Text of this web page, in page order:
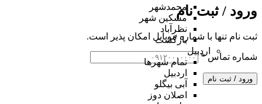
ورود / ثبت نام
ثبت نام تنها با شماره موبایل امکان پذیر است.
شماره تماس*
ورود / ثبت نام
محمدشهر
مشکین شهر
نظرآباد
بازگشت
اردبیل
تمام شهر‌ها
اردبیل
آبی بیگلو
اصلان دوز